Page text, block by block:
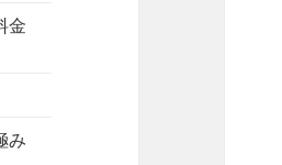
金
み